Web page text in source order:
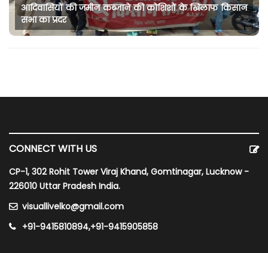
आदिवासियों की जमीन कब्जाने की कोशिशों के खिलाफ किसान
सभा का प्रदर
CONNECT WITH US
CP-1, 302 Rohit Tower Viraj Khand, Gomtinagar, Lucknow -
226010 Uttar Pradesh India.
visuallivelko@gmail.com
+91-9415810894,+91-9415905858